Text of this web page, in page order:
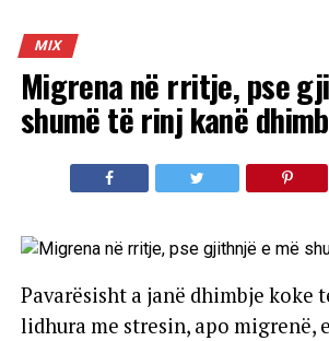
MIX
Migrena në rritje, pse
shumë të rinj kanë
Pavarësisht a janë dhimbje koke
lidhura me stresin, apo migrenë,